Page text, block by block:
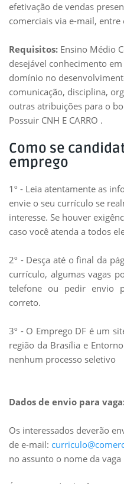
efetivação de vendas
comerciais via e-mail, entre
Requisitos: Ensino Médio
desejável conhecimento
domínio no
comunicação, disciplina,
outras atribuições para o
Possuir CNH E CARRO .
Como se
emprego
1º - Leia atentamente as
envie o seu currículo se
interesse. Se houver
caso você atenda a todos
2º - Desça até o final da
currículo, algumas vagas
telefone ou pedir envio
correto.
3º - O Emprego DF é um
região da Brasília e
nenhum processo seletivo
Dados de envio para
Os interessados deverão
de e-mail:
no assunto o nome da vaga